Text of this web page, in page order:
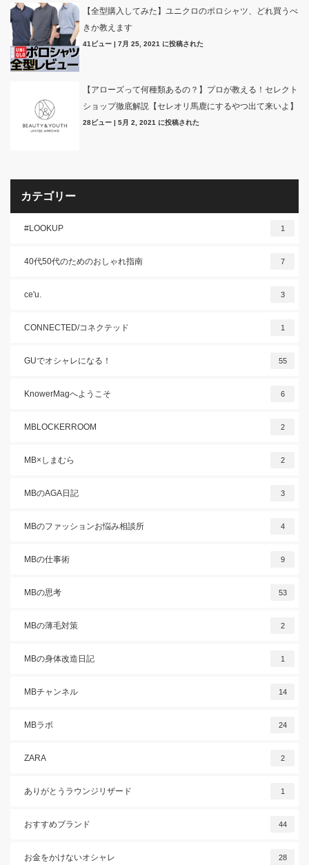
【全型購入してみた】ユニクロのポロシャツ、どれ買うべ
きか教えます
41ビュー | 7月 25, 2021 に投稿された
【アローズって何種類あるの？】プロが教える！セレクト
ショップ徹底解説【セレオリ馬鹿にするやつ出て来いよ】
28ビュー | 5月 2, 2021 に投稿された
カテゴリー
#LOOKUP 1
40代50代のためのおしゃれ指南 7
ce'u. 3
CONNECTED/コネクテッド 1
GUでオシャレになる！ 55
KnowerMagへようこそ 6
MBLOCKERROOM 2
MB×しまむら 2
MBのAGA日記 3
MBのファッションお悩み相談所 4
MBの仕事術 9
MBの思考 53
MBの薄毛対策 2
MBの身体改造日記 1
MBチャンネル 14
MBラボ 24
ZARA 2
ありがとうラウンジリザード 1
おすすめブランド 44
お金をかけないオシャレ 28